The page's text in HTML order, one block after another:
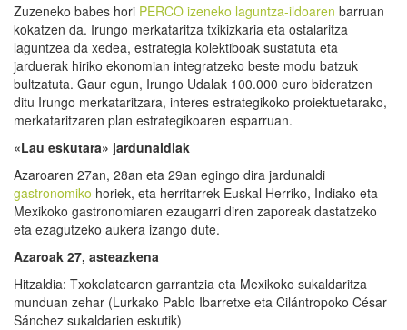
Zuzeneko babes hori PERCO izeneko laguntza-ildoaren barruan
kokatzen da. Irungo merkataritza txikizkaria eta ostalaritza
laguntzea da xedea, estrategia kolektiboak sustatuta eta
jarduerak hiriko ekonomian integratzeko beste modu batzuk
bultzatuta. Gaur egun, Irungo Udalak 100.000 euro bideratzen
ditu Irungo merkataritzara, interes estrategikoko proiektuetarako,
merkataritzaren plan estrategikoaren esparruan.
«Lau eskutara» jardunaldiak
Azaroaren 27an, 28an eta 29an egingo dira jardunaldi
gastronomiko horiek, eta herritarrek Euskal Herriko, Indiako eta
Mexikoko gastronomiaren ezaugarri diren zaporeak dastatzeko
eta ezagutzeko aukera izango dute.
Azaroak 27, asteazkena
Hitzaldia: Txokolatearen garrantzia eta Mexikoko sukaldaritza
munduan zehar (Lurkako Pablo Ibarretxe eta Cilántropoko César
Sánchez sukaldarien eskutik)